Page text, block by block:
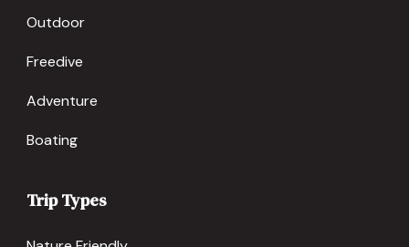
Outdoor
Freedive
Adventure
Boating
Trip Types